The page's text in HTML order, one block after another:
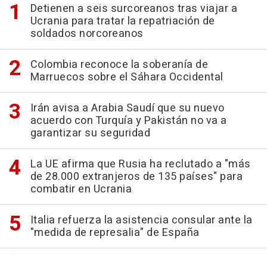
Detienen a seis surcoreanos tras viajar a
Ucrania para tratar la repatriación de
soldados norcoreanos
Colombia reconoce la soberanía de
Marruecos sobre el Sáhara Occidental
Irán avisa a Arabia Saudí que su nuevo
acuerdo con Turquía y Pakistán no va a
garantizar su seguridad
La UE afirma que Rusia ha reclutado a "más
de 28.000 extranjeros de 135 países" para
combatir en Ucrania
Italia refuerza la asistencia consular ante la
"medida de represalia" de España